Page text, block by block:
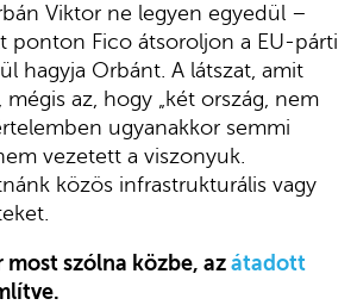
Viktor ne legyen egyedül –
ponton Fico átsoroljon a EU-párti
hagyja Orbánt. A látszat, amit
az, hogy „két ország, nem
ugyanakkor semmi
vezetett a viszonyuk.
közös infrastrukturális vagy
szólna közbe, az átadott